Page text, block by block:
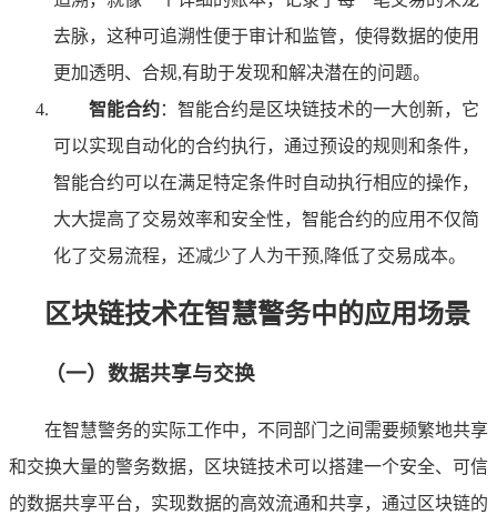
去脉，这种可追溯性便于审计和监管，使得数据的使用
更加透明、合规,有助于发现和解决潜在的问题。
智能合约：智能合约是区块链技术的一大创新，它
可以实现自动化的合约执行，通过预设的规则和条件，
智能合约可以在满足特定条件时自动执行相应的操作，
大大提高了交易效率和安全性，智能合约的应用不仅简
化了交易流程，还减少了人为干预,降低了交易成本。
区块链技术在智慧警务中的应用场景
（一）数据共享与交换
在智慧警务的实际工作中，不同部门之间需要频繁地共享
和交换大量的警务数据，区块链技术可以搭建一个安全、可信
的数据共享平台，实现数据的高效流通和共享，通过区块链的